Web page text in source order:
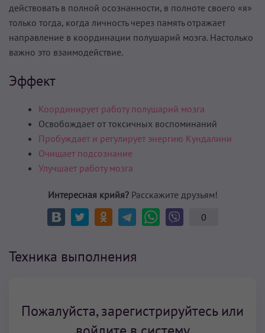
действовать в полной осознанности, в полноте своего «я»
только тогда, когда личность через память отражает
направление в координации полушарий мозга. Настолько
важно это взаимодействие.
Эффект
Координирует работу полушарий мозга
Освобождает от токсичных воспоминаний
Пробуждает и регулирует энергию Кундалини
Очищает подсознание
Улучшает работу мозга
Интересная крийя?Расскажите друзьям!
0
Техника выполнения
Пожалуйста, зарегистрируйтесь или